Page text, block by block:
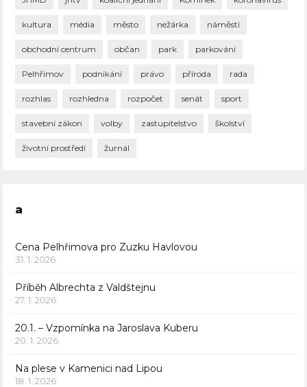
kultura média město nežárka náměstí
obchodní centrum občan park parkování
Pelhřimov podnikání právo příroda rada
rozhlas rozhledna rozpočet senát sport
stavební zákon volby zastupitelstvo školství
životní prostředí žurnál
a
Cena Pelhřimova pro Zuzku Havlovou
31. 1. 2026
Příběh Albrechta z Valdštejnu
27. 1. 2026
20.1. – Vzpomínka na Jaroslava Kuberu
20. 1. 2026
Na plese v Kamenici nad Lipou
18. 1. 2026